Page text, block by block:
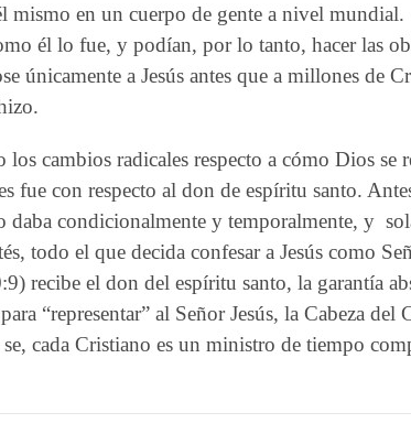
mismo en un cuerpo de gente a nivel
él lo fue, y podían, por lo tanto, hacer las
únicamente a Jesús antes que a millones de
cambios radicales respecto a cómo Dios se
fue con respecto al don de espíritu santo.
daba condicionalmente y temporalmente, y
todo el que decida confesar a Jesús como
recibe el don del espíritu santo, la garantía
“representar” al Señor Jesús, la Cabeza del
cada Cristiano es un ministro de tiempo